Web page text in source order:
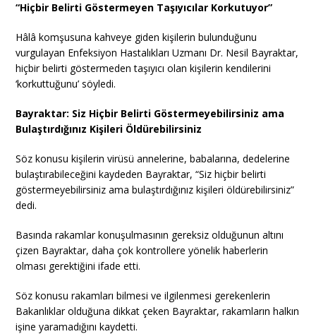
“Hiçbir Belirti Göstermeyen Taşıyıcılar Korkutuyor”
Hâlâ komşusuna kahveye giden kişilerin bulunduğunu
vurgulayan Enfeksiyon Hastalıkları Uzmanı Dr. Nesil Bayraktar,
hiçbir belirti göstermeden taşıyıcı olan kişilerin kendilerini
‘korkuttuğunu’ söyledi.
Bayraktar: Siz Hiçbir Belirti Göstermeyebilirsiniz ama
Bulaştırdığınız Kişileri Öldürebilirsiniz
Söz konusu kişilerin virüsü annelerine, babalarına, dedelerine
bulaştırabileceğini kaydeden Bayraktar, “Siz hiçbir belirti
göstermeyebilirsiniz ama bulaştırdığınız kişileri öldürebilirsiniz”
dedi.
Basında rakamlar konuşulmasının gereksiz olduğunun altını
çizen Bayraktar, daha çok kontrollere yönelik haberlerin
olması gerektiğini ifade etti.
Söz konusu rakamları bilmesi ve ilgilenmesi gerekenlerin
Bakanlıklar olduğuna dikkat çeken Bayraktar, rakamların halkın
işine yaramadığını kaydetti.